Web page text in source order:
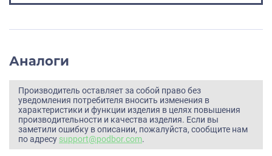
Аналоги
Производитель оставляет за собой право без
уведомления потребителя вносить изменения в
характеристики и функции изделия в целях повышения
производительности и качества изделия. Если вы
заметили ошибку в описании, пожалуйста, сообщите нам
по адресу support@podbor.com.